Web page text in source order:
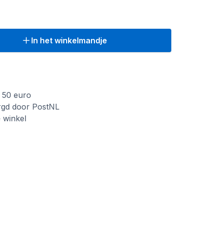
In het winkelmandje
50 euro
door PostNL
winkel